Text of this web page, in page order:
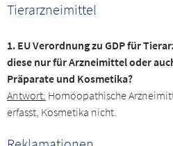
Tierarzneimittel
1. EU Verordnung zu GDP für
diese nur für Arzneimittel oder
Präparate und Kosmetika?
Antwort: Homöopathische
erfasst, Kosmetika nicht.